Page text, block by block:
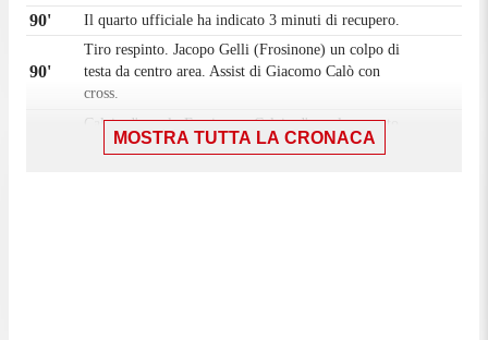
90' Il quarto ufficiale ha indicato 3 minuti di recupero.
90'
Tiro respinto. Jacopo Gelli (Frosinone) un colpo di
testa da centro area. Assist di Giacomo Calò con
cross.
Calcio d'angolo,Frosinone. Calcio d'angolo causato
da Riyad Idrissi (Cagliari).
MOSTRA TUTTA LA CRONACA